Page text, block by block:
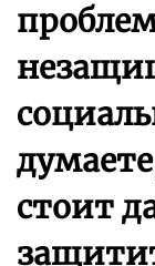
стоит